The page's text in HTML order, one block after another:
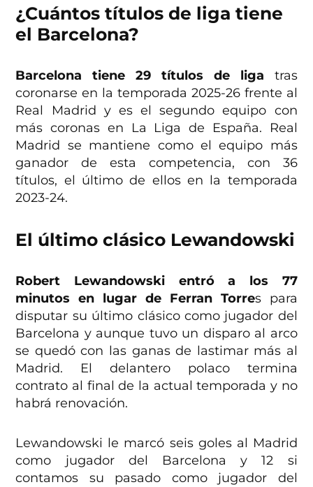
¿Cuántos títulos de liga tiene
el Barcelona?
Barcelona tiene 29 títulos de liga tras
coronarse en la temporada 2025-26 frente al
Real Madrid y es el segundo equipo con
más coronas en La Liga de España. Real
Madrid se mantiene como el equipo más
ganador de esta competencia, con 36
títulos, el último de ellos en la temporada
2023-24.
El último clásico Lewandowski
Robert Lewandowski entró a los 77
minutos en lugar de Ferran Torres para
disputar su último clásico como jugador del
Barcelona y aunque tuvo un disparo al arco
se quedó con las ganas de lastimar más al
Madrid. El delantero polaco termina
contrato al final de la actual temporada y no
habrá renovación.
Lewandowski le marcó seis goles al Madrid
como jugador del Barcelona y 12 si
contamos su pasado como jugador del